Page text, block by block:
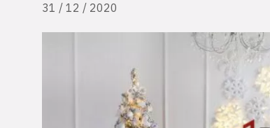
31 / 12 / 2020